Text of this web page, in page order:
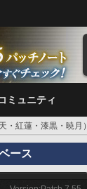
ミュニティ
・紅蓮・漆黒・暁月）
ース